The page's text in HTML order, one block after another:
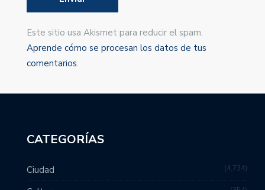
Este sitio usa Akismet para reducir el spam.
Aprende cómo se procesan los datos de tus
comentarios.
CATEGORÍAS
Ciudad 4,734